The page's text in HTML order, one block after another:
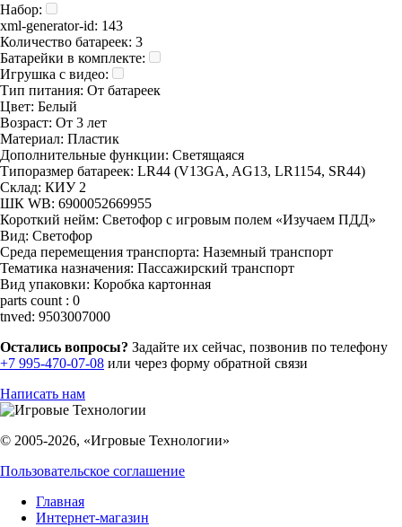
Набор:
xml-generator-id: 143
Количество батареек: 3
Батарейки в комплекте:
Игрушка с видео:
Тип питания: От батареек
Цвет: Белый
Возраст: От 3 лет
Материал: Пластик
Дополнительные функции: Светящаяся
Типоразмер батареек: LR44 (V13GA, AG13, LR1154, SR44)
Склад: КИУ 2
ШК WB: 6900052669955
Короткий нейм: Светофор с игровым полем «Изучаем ПДД»
Вид: Светофор
Среда перемещения транспорта: Наземный транспорт
Тематика назначения: Пассажирский транспорт
Вид упаковки: Коробка картонная
parts count : 0
tnved: 9503007000
Остались вопросы? Задайте их сейчас, позвонив по телефону
+7 995-470-07-08 или через форму обратной связи
Написать нам
© 2005-2026, «Игровые Технологии»
Пользовательское соглашение
Главная
Интернет-магазин